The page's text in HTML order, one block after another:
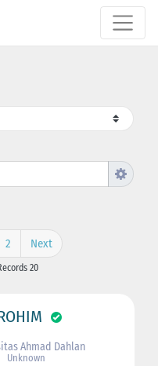
2 Next
20
Ahmad Dahlan
Unknown